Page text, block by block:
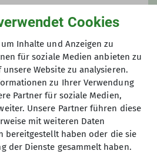
Schnee- Lawinenlage
oder abgesagt
kann die
einer Tour wegen
Können oder fehlender
Ausrüstung ablehnen.
auf der Suche nach
Falls du
in unserem Team
bitte Heike Ackermann
anderen Tourenleiter
der Sektion
Cookies
Inhalte und Anzeigen zu
für soziale Medien anbieten zu
Website zu analysieren.
zu Ihrer Verwendung
Partner für soziale Medien,
Unsere Partner führen diese
mit weiteren Daten
bereitgestellt haben oder die sie
der Dienste gesammelt haben.